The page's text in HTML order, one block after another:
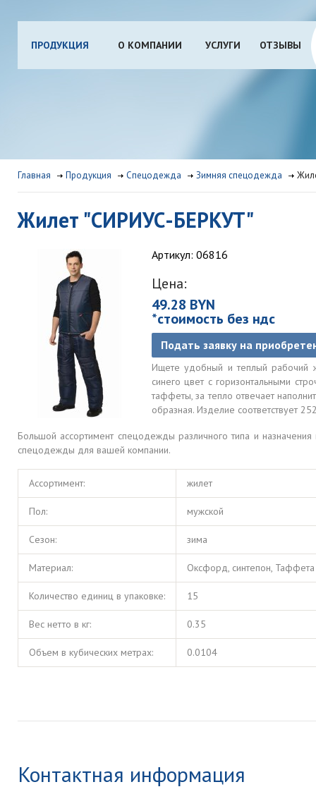
ПРОДУКЦИЯ О КОМПАНИИ УСЛУГИ ОТЗЫВЫ
Главная Продукция Спецодежда Зимняя спецодежда
Жилет "СИРИУС-БЕРКУТ"
Артикул: 06816
Цена:
49.28 BYN
*стоимость без ндс
Подать заявку на
Ищете удобный и теплый рабочий
синего цвет с горизонтальными
таффеты, за тепло отвечает
образная. Изделие соответствует
Большой ассортимент спецодежды различного типа и
спецодежды для вашей компании.
Ассортимент: жилет
Пол: мужской
Сезон: зима
Материал: Оксфорд, синтепон, Таффета
Количество единиц в упаковке: 15
Вес нетто в кг: 0.35
Объем в кубических метрах: 0.0104
Контактная информация